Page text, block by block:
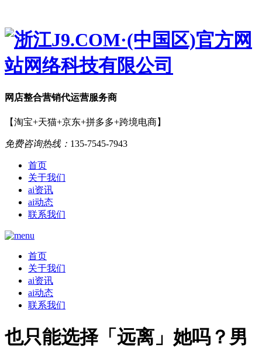
网店整合营销代运营服务商
【淘宝+天猫+京东+拼多多+跨境电商】
免费咨询热线： 135-7545-7943
首页
关于我们
ai资讯
ai动态
联系我们
首页
关于我们
ai资讯
ai动态
联系我们
也只能选择「远离」她吗？男